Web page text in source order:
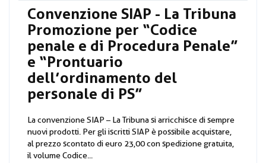
Convenzione SIAP - La Tribuna
Promozione per “Codice
penale e di Procedura Penale”
e “Prontuario
dell’ordinamento del
personale di PS”
La convenzione SIAP – La Tribuna si arricchisce di sempre
nuovi prodotti. Per gli iscritti SIAP è possibile acquistare,
al prezzo scontato di euro 23,00 con spedizione gratuita,
il volume Codice...